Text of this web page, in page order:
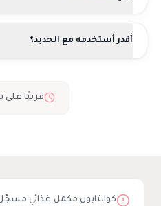
أقدر أستخدمه مع الحديد؟
قريبًا على
كوانتابون مكمل غذائي